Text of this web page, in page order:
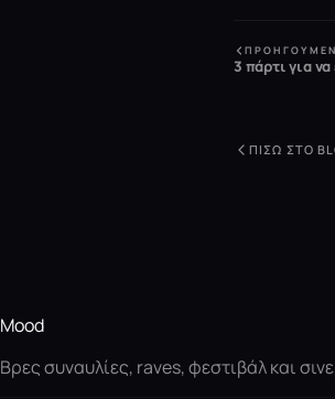
3 πάρτι για
ΠΊΣΩ ΣΤΟ
Mood
Βρες συναυλίες, raves, φεστιβάλ και